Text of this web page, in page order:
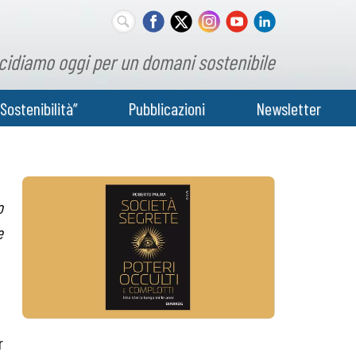
oggi per un domani sostenibile
Pubblicazioni Newsletter